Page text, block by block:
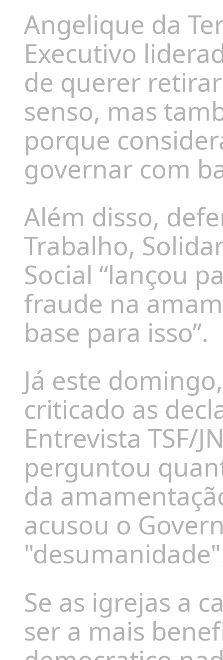
Angelique da
Executivo
de querer
senso, mas
porque
governar com
Além disso,
Trabalho,
Social “lançou
fraude na
base para isso”.
Já este
criticado as
Entrevista TSF/
perguntou
da
acusou o
Se as igrejas a
ser a mais